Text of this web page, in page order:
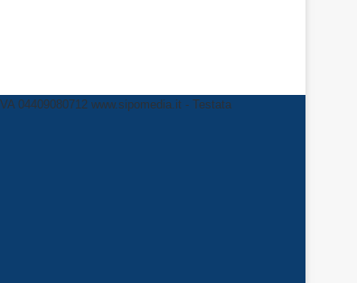
04409080712 www.sipomedia.it - Testata